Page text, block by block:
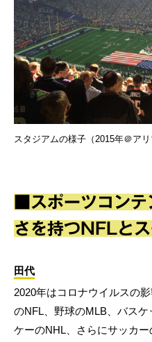
スタジアムの様子（2015年＠ア
■スポーツコン
さを持つNFLと
田代
2020年はコロナウイルスの
のNFL、野球のMLB、バス
ケーのNHL、さらにサッカ